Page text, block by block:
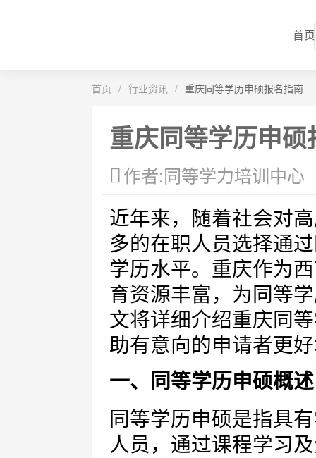
首页
首页 / 行业资讯 / 重庆同等学历申硕报名指南
重庆同等学历申硕
作者:同等学力培训中心
近年来，随着社会对
多的在职人员选择通
学历水平。重庆作为
育资源丰富，为同等
文将详细介绍重庆同
助有意向的申请者更
一、同等学历申硕概述
同等学历申硕是指具
人员，通过课程学习